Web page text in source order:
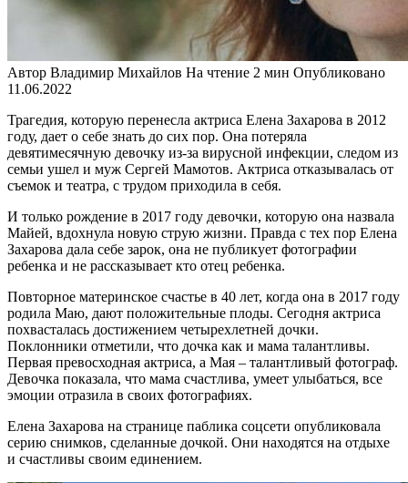
Автор Владимир Михайлов На чтение 2 мин Опубликовано
11.06.2022
Трагедия, которую перенесла актриса Елена Захарова в 2012
году, дает о себе знать до сих пор. Она потеряла
девятимесячную девочку из-за вирусной инфекции, следом из
семьи ушел и муж Сергей Мамотов. Актриса отказывалась от
съемок и театра, с трудом приходила в себя.
И только рождение в 2017 году девочки, которую она назвала
Майей, вдохнула новую струю жизни. Правда с тех пор Елена
Захарова дала себе зарок, она не публикует фотографии
ребенка и не рассказывает кто отец ребенка.
Повторное материнское счастье в 40 лет, когда она в 2017 году
родила Маю, дают положительные плоды. Сегодня актриса
похвасталась достижением четырехлетней дочки.
Поклонники отметили, что дочка как и мама талантливы.
Первая превосходная актриса, а Мая – талантливый фотограф.
Девочка показала, что мама счастлива, умеет улыбаться, все
эмоции отразила в своих фотографиях.
Елена Захарова на странице паблика соцсети опубликовала
серию снимков, сделанные дочкой. Они находятся на отдыхе
и счастливы своим единением.